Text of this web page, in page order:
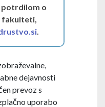
potrdilom o
fakulteti,
dejavnosti
prevoz s
uporabo